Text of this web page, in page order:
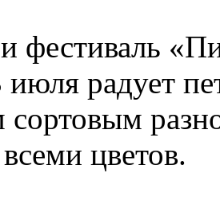
фестиваль
радует
цветов.